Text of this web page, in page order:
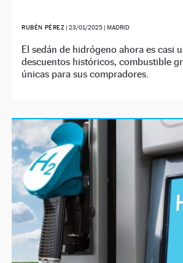
RUBÉN PÉREZ |23/01/2025 | MADRID
El sedán de hidrógeno ahora es casi
descuentos históricos, combustible
únicas para sus compradores.